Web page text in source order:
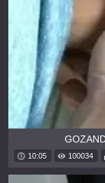
10:05 100034